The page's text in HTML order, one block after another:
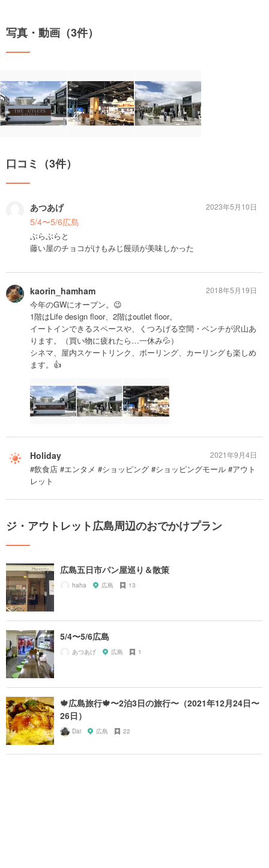
写真・動画（3件）
口コミ（3件）
あつあげ
5/4〜5/6広島
ぶらぶらと
藤い屋のチョコがけもみじ饅頭が美味しかった
2023年5月10日
kaorin_hamham
今年のGWにオープン。😉
1階はLife design floor、2階はoutlet floor。
イートインできるスペースや、くつろげる空間・ベンチが沢山あ
ります。（買い物に疲れたら…一休み💦）
シネマ、屋内スケートリンク、ボーリング、カーリングも楽しめ
ます。👍
2018年5月19日
Holiday
#飲食店 #エンタメ #ショッピング #ショッピングモール #アウト
レット
2021年9月4日
ジ・アウトレット広島周辺のおでかけプラン
広島五日市パン屋巡り＆散策
haha 広島 13
5/4〜5/6広島
あつあげ 広島 1
🍁広島旅行🍁〜2泊3日の旅行〜（2021年12月24日〜
26日）
Dai 広島 22